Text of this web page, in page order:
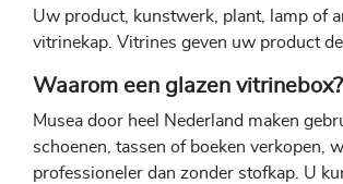
Uw product, kunstwerk, plant, lamp of
vitrinekap. Vitrines geven uw product
Waarom een glazen vitrinebox?
Musea door heel Nederland maken
schoenen, tassen of boeken verkopen,
professioneler dan zonder stofkap. U